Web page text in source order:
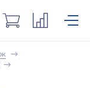
+7 (919) 698-56-
→
→